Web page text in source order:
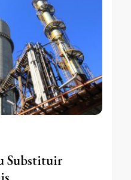
Substituir